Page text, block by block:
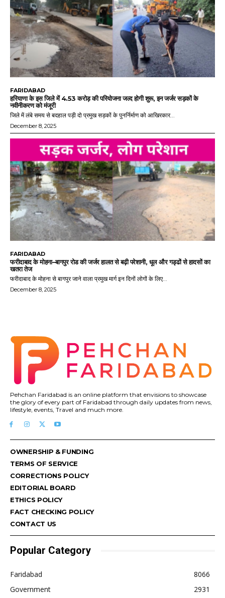
FARIDABAD
हरियाणा के इस जिले में 4.53 करोड़ की परियोजना जल्द होगी शुरू, इन जर्जर सड़कों के
नवीनीकरण को मंजूरी
जिले में लंबे समय से बदहाल पड़ी दो प्रमुख सड़कों के पुनर्निर्माण को आखिरकार...
December 8, 2025
FARIDABAD
फरीदाबाद के मोहना–बागपुर रोड की जर्जर हालत से बढ़ी परेशानी, धूल और गड्ढों से हादसों का
खतरा तेज
फरीदाबाद के मोहना से बागपुर जाने वाला प्रमुख मार्ग इन दिनों लोगों के लिए...
December 8, 2025
Pehchan Faridabad is an online platform that envisions to showcase
the glory of every part of Faridabad through daily updates from news,
lifestyle, events, Travel and much more.
OWNERSHIP & FUNDING
TERMS OF SERVICE
CORRECTIONS POLICY
EDITORIAL BOARD
ETHICS POLICY
FACT CHECKING POLICY
CONTACT US
Popular Category
Faridabad
8066
Government
2931